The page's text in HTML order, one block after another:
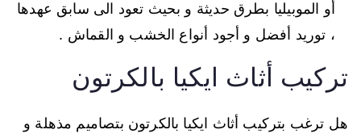
أو الموبيليا بطرق حديثة و بحيث تعود الى سابق عهدها
، توريد أفضل و أجود أنواع الخشب و القماش .
تركيب أثاث ايكيا بالكرتون
هل ترغب بتركيب أثاث ايكيا بالكرتون بتصاميم مذهلة و